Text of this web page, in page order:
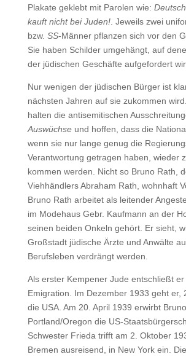
Plakate geklebt mit Parolen wie:
kauft nicht bei Juden!. Jeweils zwei
bzw. SS-Männer pflanzen sich vor den
Sie haben Schilder umgehängt, auf
der jüdischen Geschäfte aufgefordert
Nur wenigen der jüdischen Bürger ist
nächsten Jahren auf sie zukommen
halten die antisemitischen
Auswüchseund hoffen, dass die
wenn sie nur lange genug die
Verantwortung getragen haben, wieder
kommen werden. Nicht so Bruno Rath,
Viehhändlers Abraham Rath, wohnhaft
Bruno Rath arbeitet als leitender
im Modehaus Gebr. Kaufmann an der
seinen beiden Onkeln gehört. Er sieht,
Großstadt jüdische Ärzte und Anwälte
Berufsleben verdrängt werden.
Als erster Kempener Jude entschließt
Emigration. Im Dezember 1933 geht er,
die USA. Am 20. April 1939 erwirbt
Portland/Oregon die US-
Schwester Frieda trifft am 2. Oktober
Bremen ausreisend, in New York ein.